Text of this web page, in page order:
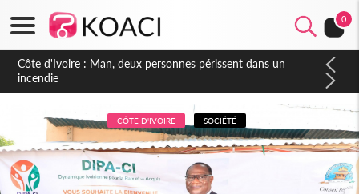
0
Côte d'Ivoire : Séileu, la célébration de la fête nationale
transformée en vaste campagne contre les produits
dépigmentants dangereux
CÔTE D'IVOIRE SOCIÉTÉ